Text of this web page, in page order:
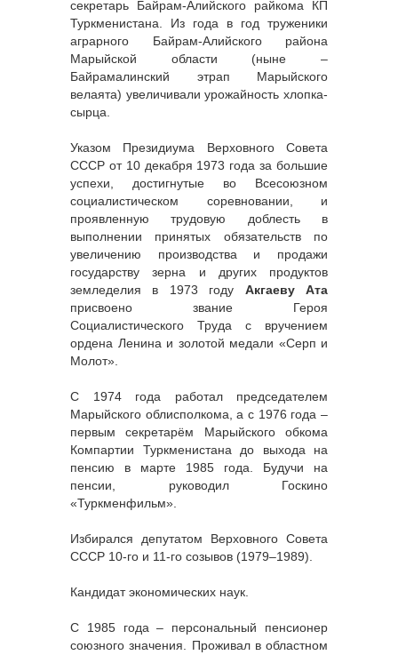
секретарь Байрам-Алийского райкома КП
Туркменистана. Из года в год труженики
аграрного Байрам-Алийского района
Марыйской области (ныне –
Байрамалинский этрап Марыйского
велаята) увеличивали урожайность хлопка-
сырца.
Указом Президиума Верховного Совета
СССР от 10 декабря 1973 года за большие
успехи, достигнутые во Всесоюзном
социалистическом соревновании, и
проявленную трудовую доблесть в
выполнении принятых обязательств по
увеличению производства и продажи
государству зерна и других продуктов
земледелия в 1973 году Акгаеву Ата
присвоено звание Героя
Социалистического Труда с вручением
ордена Ленина и золотой медали «Серп и
Молот».
С 1974 года работал председателем
Марыйского облисполкома, а с 1976 года –
первым секретарём Марыйского обкома
Компартии Туркменистана до выхода на
пенсию в марте 1985 года. Будучи на
пенсии, руководил Госкино
«Туркменфильм».
Избирался депутатом Верховного Совета
СССР 10-го и 11-го созывов (1979–1989).
Кандидат экономических наук.
С 1985 года – персональный пенсионер
союзного значения. Проживал в областном